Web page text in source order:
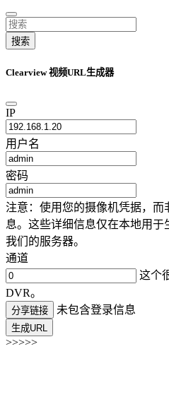
搜索
Clearview 视频URL生成器
IP
用户名
密码
注意：使用您的摄像机凭据，而
息。这些详细信息仅在本地用于
我们的服务器。
通道
这个
DVR。
分享链接 未包含登录信息
生成URL
>>>>>